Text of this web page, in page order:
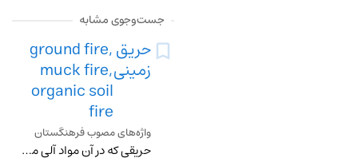
جست‌وجوی مشابه
حریق
زمینی
ground fire,
muck fire,
organic soil
fire
واژه‌های مصوب فرهنگستان
حریقی که در آن مواد آلی موجود در لایۀ خاک جنگل می‌سوزد متـ . حریق پوده peat fire